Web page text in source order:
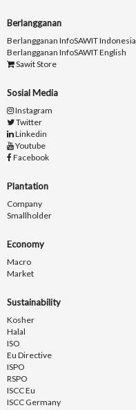
Berlangganan
Berlangganan InfoSAWIT Indonesia
Berlangganan InfoSAWIT English
Sawit Store
Sosial Media
Instagram
Twitter
Linkedin
Youtube
Facebook
Plantation
Company
Smallholder
Economy
Macro
Market
Sustainability
Kosher
Halal
ISO
Eu Directive
ISPO
RSPO
ISCC Eu
ISCC Germany